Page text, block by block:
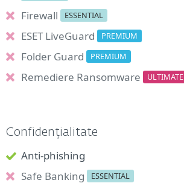
Firewall ESSENTIAL
ESET LiveGuard PREMIUM
Folder Guard PREMIUM
Remediere Ransomware ULTIMATE
Confidențialitate
Anti-phishing
Safe Banking
ESSENTIAL